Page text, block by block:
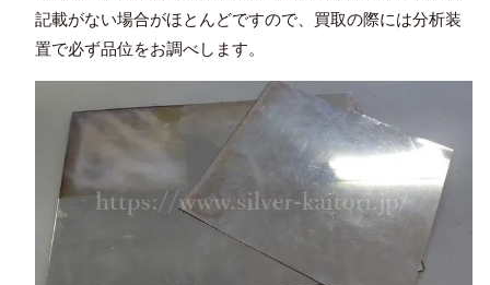
記載がない場合がほとんどですので、買取の際には分析装
置で必ず品位をお調べします。